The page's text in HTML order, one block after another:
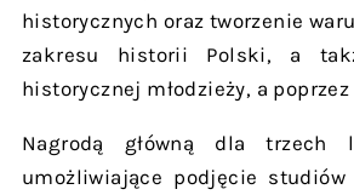
historycznych oraz tworzenie
zakresu historii Polski, a
historycznej młodzieży, a
Nagrodą główną dla trzech
umożliwiające podjęcie